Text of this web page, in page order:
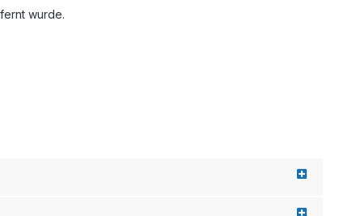
wurde.